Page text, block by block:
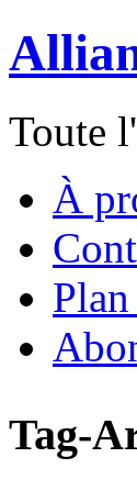
Toute
À
Plan
Tag-